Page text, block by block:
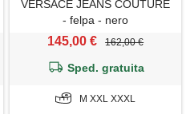
VERSACE JEANS COUTURE
- felpa - nero
145,00 € 162,00 €
Sped. gratuita
M XXL XXXL